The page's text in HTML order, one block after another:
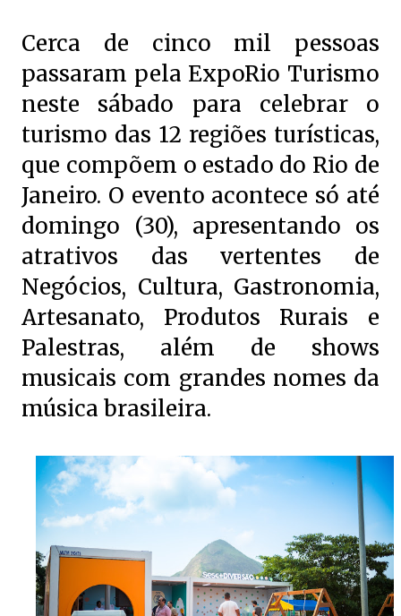
Cerca de cinco mil pessoas
passaram pela ExpoRio Turismo
neste sábado para celebrar o
turismo das 12 regiões turísticas,
que compõem o estado do Rio de
Janeiro. O evento acontece só até
domingo (30), apresentando os
atrativos das vertentes de
Negócios, Cultura, Gastronomia,
Artesanato, Produtos Rurais e
Palestras, além de shows
musicais com grandes nomes da
música brasileira.